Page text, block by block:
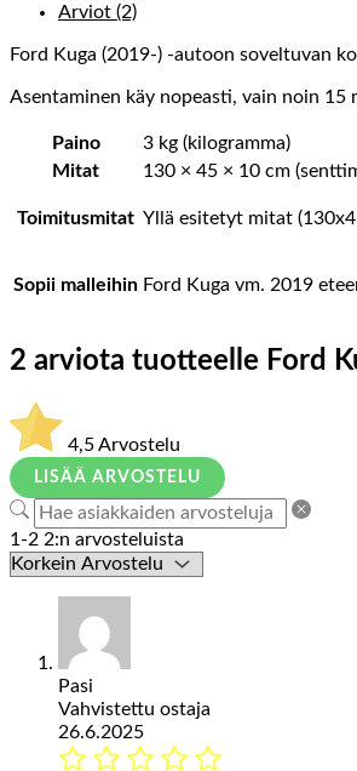
Arviot (2)
Ford Kuga (2019-) -autoon soveltuvan
Asentaminen käy nopeasti, vain noin 15
Paino
3 kg (kilogramma)
Mitat
130 × 45 × 10 cm
Toimitusmitat Yllä esitetyt mitat
Sopii malleihin Ford Kuga vm. 2019
2 arviota tuotteelle Ford
4,5Arvostelu
LISÄÄ ARVOSTELU
1-2 2:n arvosteluista
Pasi
Vahvistettu ostaja
26.6.2025